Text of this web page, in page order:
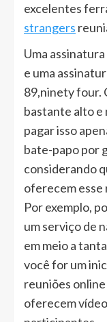
excelentes
strangers
Uma
e uma
89,ninety four.
bastante alto e
pagar isso
bate-papo por
considerando
oferecem
Por exemplo,
um serviço de
em meio a
você for um
reuniões
oferecem